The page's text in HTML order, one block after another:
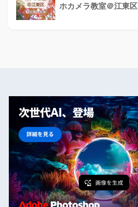
ホカメラ教室＠江東区